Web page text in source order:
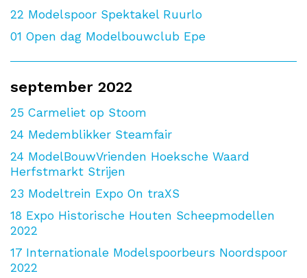
22 Modelspoor Spektakel Ruurlo
01 Open dag Modelbouwclub Epe
september 2022
25 Carmeliet op Stoom
24 Medemblikker Steamfair
24 ModelBouwVrienden Hoeksche Waard
Herfstmarkt Strijen
23 Modeltrein Expo On traXS
18 Expo Historische Houten Scheepmodellen
2022
17 Internationale Modelspoorbeurs Noordspoor
2022